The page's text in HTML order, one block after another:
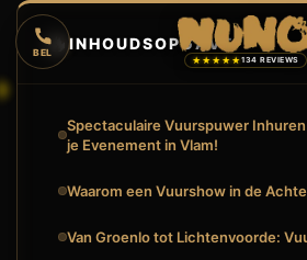
BEL
★★★★★134 REVIEWS
🔥INHOUDSOPGAVE
Spectaculaire Vuurspuwer
je Evenement in Vlam!
Waarom een Vuurshow in de
Van Groenlo tot Lichtenvoorde: